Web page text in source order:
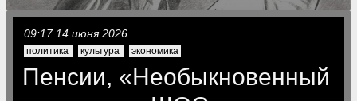
09:17 14 июня 2026
политика культура экономика
Пенсии, «Необыкновенный